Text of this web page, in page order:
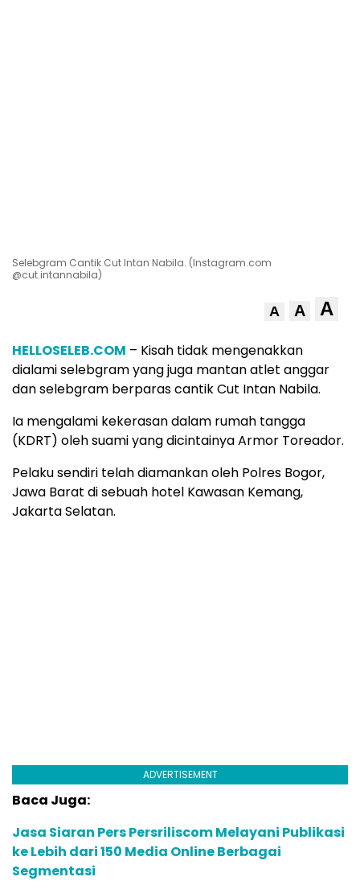
Selebgram Cantik Cut Intan Nabila. (Instagram.com
@cut.intannabila)
A A A
HELLOSELEB.COM – Kisah tidak mengenakkan
dialami selebgram yang juga mantan atlet anggar
dan selebgram berparas cantik Cut Intan Nabila.
Ia mengalami kekerasan dalam rumah tangga
(KDRT) oleh suami yang dicintainya Armor Toreador.
Pelaku sendiri telah diamankan oleh Polres Bogor,
Jawa Barat di sebuah hotel Kawasan Kemang,
Jakarta Selatan.
ADVERTISEMENT
Baca Juga:
Jasa Siaran Pers Persriliscom Melayani Publikasi
ke Lebih dari 150 Media Online Berbagai
Segmentasi